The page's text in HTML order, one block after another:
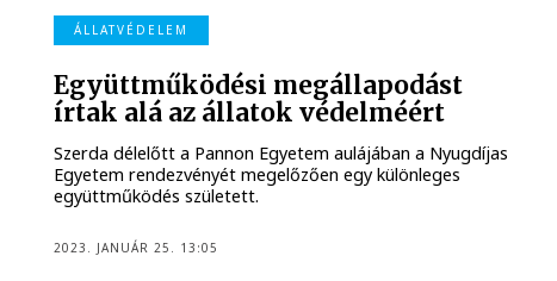
ÁLLATVÉDELEM
Együttműködési megállapodást
írtak alá az állatok védelméért
Szerda délelőtt a Pannon Egyetem aulájában a Nyugdíjas
Egyetem rendezvényét megelőzően egy különleges
együttműködés született.
2023. JANUÁR 25. 13:05